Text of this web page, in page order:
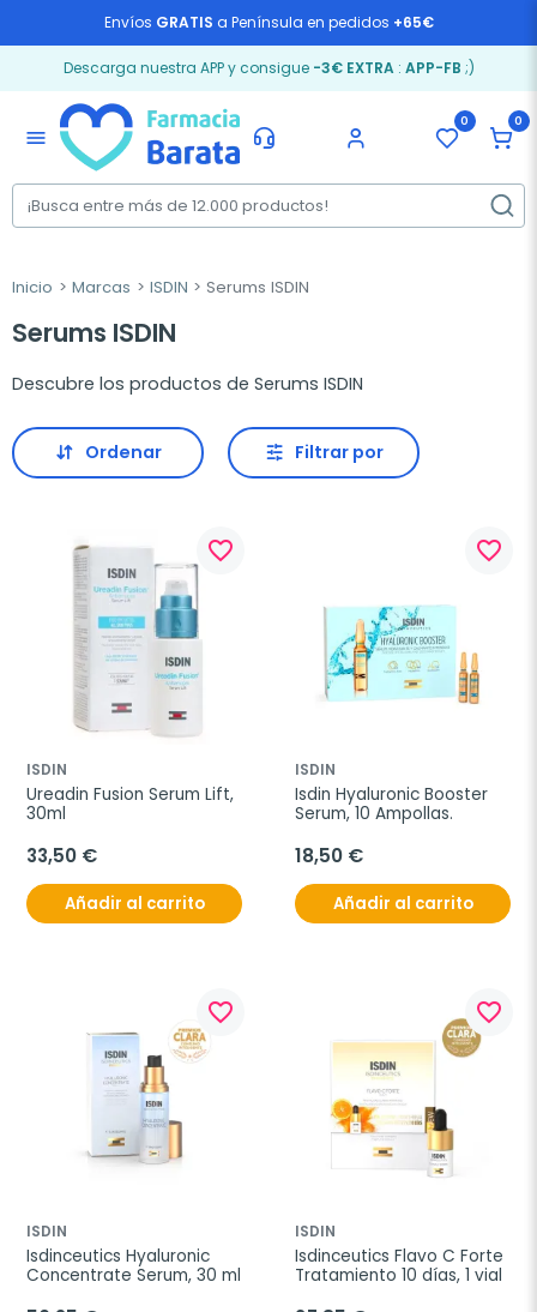
Envíos GRATIS a Península en pedidos +65€
Descarga nuestra APP y consigue -3€ EXTRA: APP-FB ;)
menu
0 0
Inicio Marcas ISDIN Serums ISDIN
Serums ISDIN
Descubre los productos de Serums ISDIN
Ordenar Filtrar por
favorite_border
ISDIN
Ureadin Fusion Serum Lift,
30ml
33,50 €
Añadir al carrito
favorite_border
ISDIN
Isdin Hyaluronic Booster
Serum, 10 Ampollas.
18,50 €
Añadir al carrito
favorite_border
ISDIN
Isdinceutics Hyaluronic
Concentrate Serum, 30 ml
favorite_border
ISDIN
Isdinceutics Flavo C Forte
Tratamiento 10 días, 1 vial